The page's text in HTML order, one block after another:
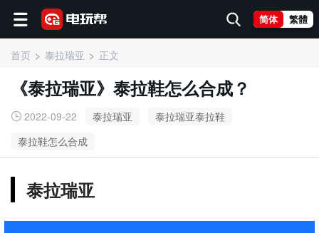
简体 繁體
首页 泰拉瑞亚 正文
《泰拉瑞亚》泰拉鞋怎么合成？
2022-09-22 泰拉瑞亚
泰拉瑞亚泰拉鞋
泰拉鞋怎么合成
泰拉瑞亚